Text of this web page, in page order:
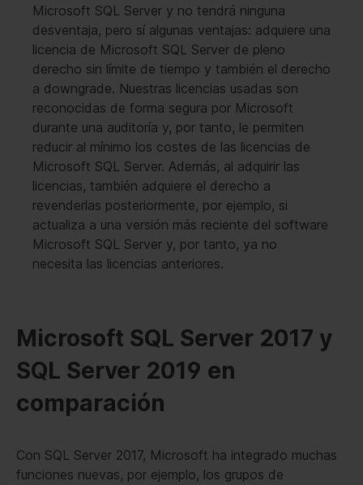
Microsoft SQL Server y no tendrá ninguna
desventaja, pero sí algunas ventajas: adquiere una
licencia de Microsoft SQL Server de pleno
derecho sin límite de tiempo y también el derecho
a downgrade. Nuestras licencias usadas son
reconocidas de forma segura por Microsoft
durante una auditoría y, por tanto, le permiten
reducir al mínimo los costes de las licencias de
Microsoft SQL Server. Además, al adquirir las
licencias, también adquiere el derecho a
revenderlas posteriormente, por ejemplo, si
actualiza a una versión más reciente del software
Microsoft SQL Server y, por tanto, ya no
necesita las licencias anteriores.
Microsoft SQL Server 2017 y
SQL Server 2019 en
comparación
Con SQL Server 2017, Microsoft ha integrado muchas
funciones nuevas, por ejemplo, los grupos de